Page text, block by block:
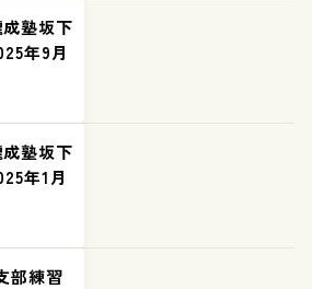
塾坂下
年9月
塾坂下
年1月
部練習